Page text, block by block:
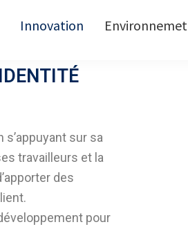
Innovation Environnemet
s’appuyant sur sa
travailleurs et la
des
pour